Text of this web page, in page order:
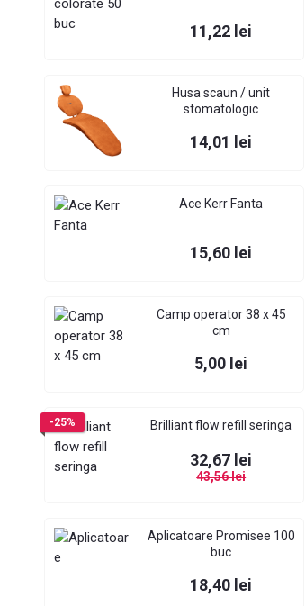
Pret
11,22 lei
Husa scaun / unit
stomatologic
Pret
14,01 lei
Ace Kerr Fanta
Pret
15,60 lei
Camp operator 38 x 45
cm
Pret
5,00 lei
Brilliant flow refill seringa
Pret
32,67 lei
43,56 lei
-25%
Aplicatoare Promisee 100
buc
Pret
18,40 lei